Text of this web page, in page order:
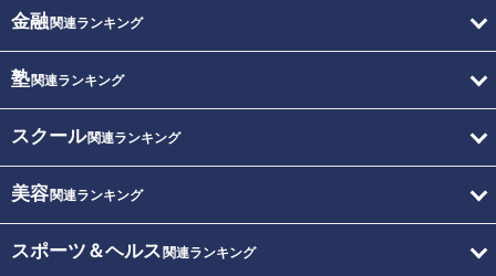
金融関連ランキング
塾関連ランキング
スクール関連ランキング
美容関連ランキング
スポーツ＆ヘルス 関連ランキング